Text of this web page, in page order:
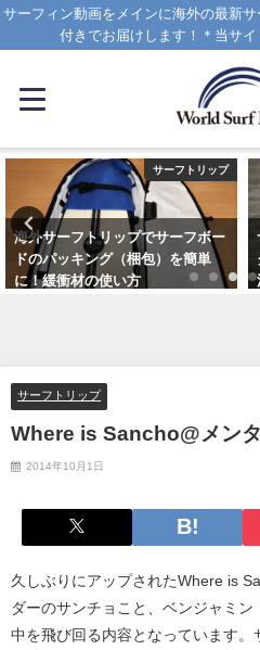
サーフィン動画をメインに海外の最新
付きでお届けします！＊当サ
サーフトリップ
海外サーフトリップでサーフボー
ドのパッキング（梱包）を簡単
に！緩衝材の使い方
サーフトリップ
Where is Sancho@メン
2014年10月1日
久しぶりにアップされたWhere is
ダーのサンチョこと、ベンジャミ
中を飛び回る内容となっています。